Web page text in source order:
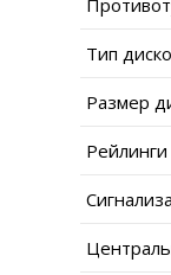
Тип
Размер